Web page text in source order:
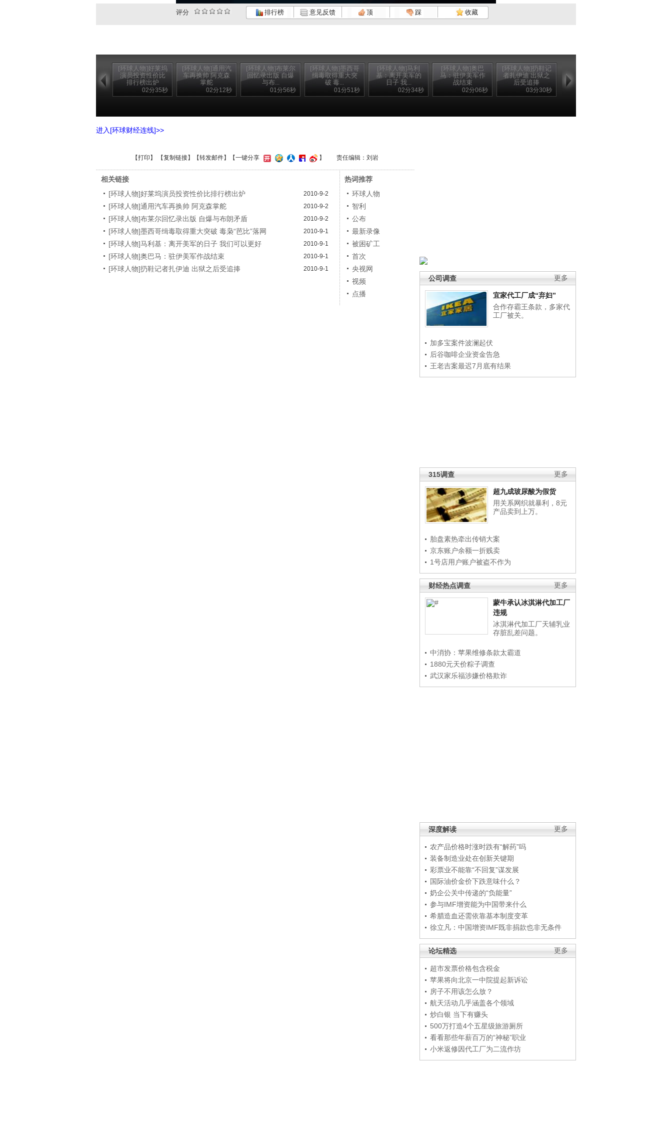
评分 排行榜 意见反馈 顶 踩 收藏
[环球人物]好莱坞
演员投资性价比
排行榜出炉
02分35秒
[环球人物]通用汽
车再换帅 阿克森
掌舵
02分12秒
[环球人物]布莱尔
回忆录出版 自爆
与布...
01分56秒
[环球人物]墨西哥
缉毒取得重大突
破 毒...
01分51秒
[环球人物]马利
基：离开美军的
日子 我...
02分34秒
[环球人物]奥巴
马：驻伊美军作
战结束
02分06秒
[环球人物]扔鞋记
者扎伊迪 出狱之
后受追捧
03分30秒
更多
公司调查
宜家代工厂成“弃妇”
合作存霸王条款，多家代
工厂被关。
加多宝案件波澜起伏
后谷咖啡企业资金告急
王老吉案最迟7月底有结果
更多
315调查
超九成玻尿酸为假货
用关系网织就暴利，8元
产品卖到上万。
胎盘素热牵出传销大案
京东账户余额一折贱卖
1号店用户账户被盗不作为
更多
财经热点调查
蒙牛承认冰淇淋代加工厂
违规
冰淇淋代加工厂天辅乳业
存脏乱差问题。
中消协：苹果维修条款太霸道
1880元天价粽子调查
武汉家乐福涉嫌价格欺诈
更多
深度解读
农产品价格时涨时跌有“解药”吗
装备制造业处在创新关键期
彩票业不能靠“不回复”谋发展
国际油价金价下跌意味什么？
奶企公关中传递的“负能量”
参与IMF增资能为中国带来什么
希腊造血还需依靠基本制度变革
徐立凡：中国增资IMF既非捐款也非无条件
更多
论坛精选
超市发票价格包含税金
苹果将向北京一中院提起新诉讼
房子不用该怎么放？
航天活动几乎涵盖各个领域
炒白银 当下有赚头
500万打造4个五星级旅游厕所
看看那些年薪百万的“神秘”职业
小米返修因代工厂为二流作坊
进入[环球财经连线]>>
【打印 】 【复制链接】【转发邮件】 【一键分享 】 责任编辑：刘岩
相关链接
[环球人物]好莱坞演员投资性价比排行榜出炉
2010-9-2
[环球人物]通用汽车再换帅 阿克森掌舵 2010-9-2
[环球人物]布莱尔回忆录出版 自爆与布朗矛盾 2010-9-2
[环球人物]墨西哥缉毒取得重大突破 毒枭“芭比”落网 2010-9-1
[环球人物]马利基：离开美军的日子 我们可以更好 2010-9-1
[环球人物]奥巴马：驻伊美军作战结束 2010-9-1
[环球人物]扔鞋记者扎伊迪 出狱之后受追捧 2010-9-1
热词推荐
环球人物
智利
公布
最新录像
被困矿工
首次
央视网
视频
点播